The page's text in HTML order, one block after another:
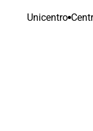
Unicentro